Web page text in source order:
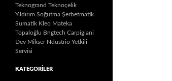
Teknogrand Teknoçelik
Yıldırım Soğutma Şerbetmatik
Sumatik Kleo Mateka
Topaloğlu Bngtech Carpigiani
Dev Mikser Ndustrio Yetkili
Servisi
KATEGORILER